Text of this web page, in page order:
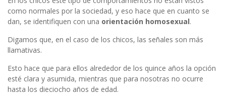
como normales por la sociedad, y eso hace que en cuanto se
dan, se identifiquen con una orientación homosexual.
Digamos que, en el caso de los chicos, las señales son más
llamativas.
Esto hace que para ellos alrededor de los quince años la opción
esté clara y asumida, mientras que para nosotras no ocurre
hasta los dieciocho años de edad.